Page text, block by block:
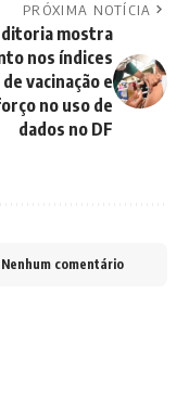
PRÓXIMA NOTÍCIA
mostra
nos índices
de vacinação e
no uso de
dados no DF
Nenhum comentário